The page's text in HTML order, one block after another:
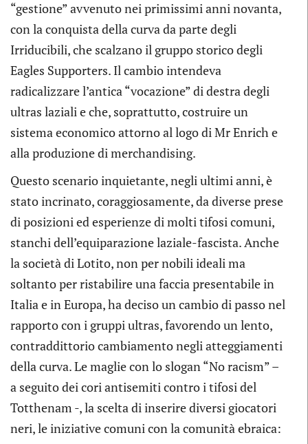
“gestione” avvenuto nei primissimi anni novanta,
con la conquista della curva da parte degli
Irriducibili, che scalzano il gruppo storico degli
Eagles Supporters. Il cambio intendeva
radicalizzare l’antica “vocazione” di destra degli
ultras laziali e che, soprattutto, costruire un
sistema economico attorno al logo di Mr Enrich e
alla produzione di merchandising.
Questo scenario inquietante, negli ultimi anni, è
stato incrinato, coraggiosamente, da diverse prese
di posizioni ed esperienze di molti tifosi comuni,
stanchi dell’equiparazione laziale-fascista. Anche
la società di Lotito, non per nobili ideali ma
soltanto per ristabilire una faccia presentabile in
Italia e in Europa, ha deciso un cambio di passo nel
rapporto con i gruppi ultras, favorendo un lento,
contraddittorio cambiamento negli atteggiamenti
della curva. Le maglie con lo slogan “No racism” –
a seguito dei cori antisemiti contro i tifosi del
Totthenam -, la scelta di inserire diversi giocatori
neri, le iniziative comuni con la comunità ebraica: